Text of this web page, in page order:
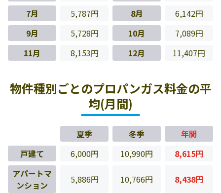
7月
5,787円 8月
6,142円
9月
5,728円 10月
7,089円
11月
8,153円 12月 11,407円
物件種別ごとのプロパンガス料金の平
均(月間)
夏季 冬季
年間
戸建て
6,000円 10,990円
8,615円
アパートマ
ンション
5,886円 10,766円 8,438円